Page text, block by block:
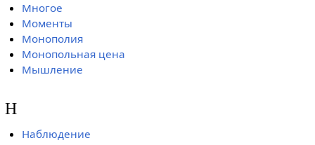
Многое
Моменты
Монополия
Монопольная цена
Мышление
Н
Наблюдение